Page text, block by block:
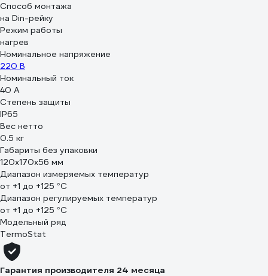
Способ монтажа
на Din-рейку
Режим работы
нагрев
Номинальное напряжение
220 В
Номинальный ток
40 А
Степень защиты
IP65
Вес нетто
0.5 кг
Габариты без упаковки
120x170x56 мм
Диапазон измеряемых температур
от +1 до +125 °С
Диапазон регулируемых температур
от +1 до +125 °С
Модельный ряд
TermoStat
Гарантия производителя 24 месяца